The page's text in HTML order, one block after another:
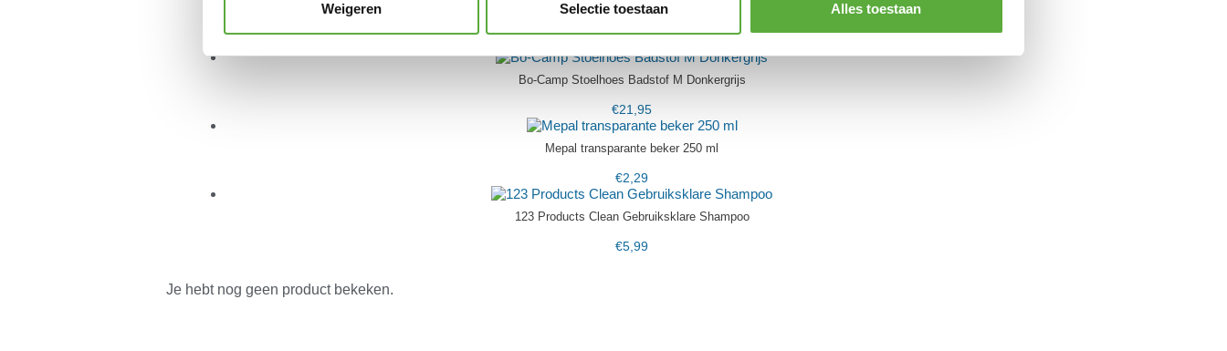
Weigeren Selectie toestaan Alles toestaan
Mepal Kom Bacic 200 ml Ocean Blue
Bo-Camp Stoelhoes Badstof M Donkergrijs
€21,95
Mepal transparante beker 250 ml
€2,29
123 Products Clean Gebruiksklare Shampoo
€5,99
Je hebt nog geen product bekeken.